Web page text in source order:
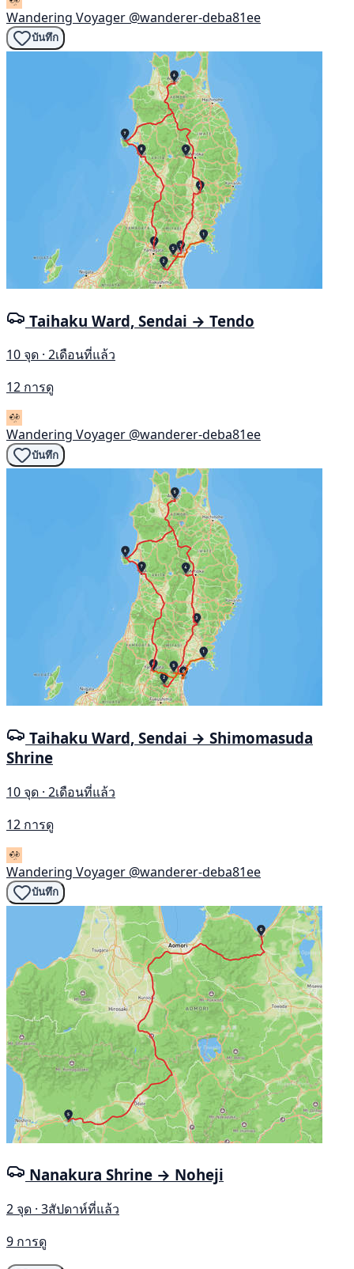
Wandering Voyager @wanderer-deba81ee
บันทึก
Taihaku Ward, Sendai → Tendo
10 จุด · 2เดือนที่แล้ว
12 การดู
Wandering Voyager @wanderer-deba81ee
บันทึก
Taihaku Ward, Sendai → Shimomasuda
Shrine
10 จุด · 2เดือนที่แล้ว
12 การดู
Wandering Voyager @wanderer-deba81ee
บันทึก
Nanakura Shrine → Noheji
2 จุด · 3สัปดาห์ที่แล้ว
9 การดู